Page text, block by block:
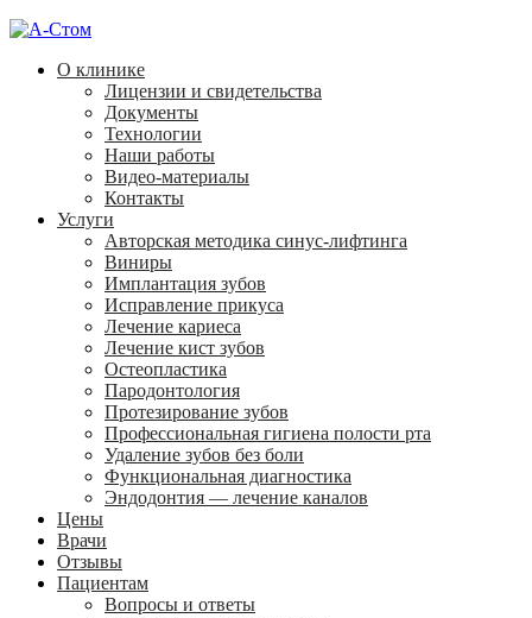
О клинике
Лицензии и свидетельства
Документы
Технологии
Наши работы
Видео-материалы
Контакты
Услуги
Авторская методика синус-лифтинга
Виниры
Имплантация зубов
Исправление прикуса
Лечение кариеса
Лечение кист зубов
Остеопластика
Пародонтология
Протезирование зубов
Профессиональная гигиена полости рта
Удаление зубов без боли
Функциональная диагностика
Эндодонтия — лечение каналов
Цены
Врачи
Отзывы
Пациентам
Вопросы и ответы